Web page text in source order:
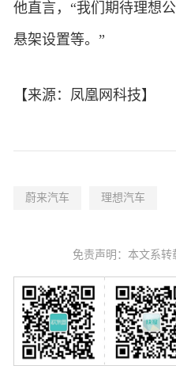
他直言，“我们期待理想
悬架设置等。”
【来源： 凤凰网科技】
蔚来汽车 理想汽车
免责声明：本文系